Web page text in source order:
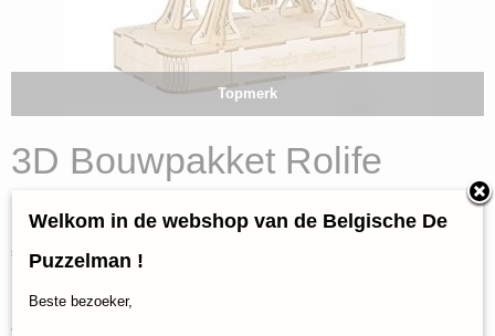
Topmerk
3D Bouwpakket Rolife
Ferris wheel (Hout/3D)
€ 14,95 (inclusief btw 21%)
Op voorraad
Aantal
Welkom in de webshop van de Belgische De
Puzzelman !
Beste bezoeker,